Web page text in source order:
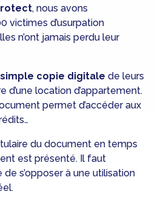
, nous avons
victimes d’usurpation
n’ont jamais perdu leur
copie digitale de leurs
d’une location d’appartement.
permet d’accéder aux
du document en temps
est présenté. Il faut
s’opposer à une utilisation